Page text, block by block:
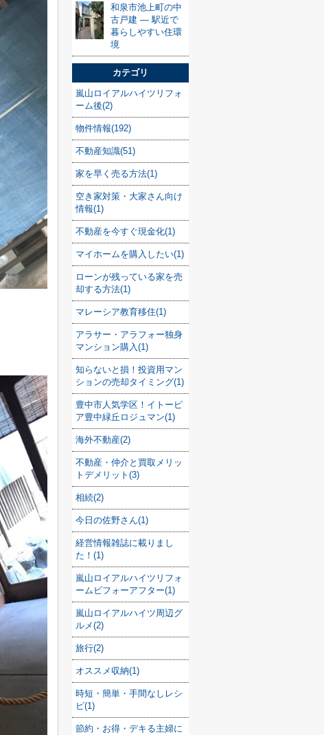
和泉市池上町の中
古戸建 — 駅近で
暮らしやすい住環
境
カテゴリ
嵐山ロイアルハイツリフォ
ーム後(2)
物件情報(192)
不動産知識(51)
家を早く売る方法(1)
空き家対策・大家さん向け
情報(1)
不動産を今すぐ現金化(1)
マイホームを購入したい(1)
ローンが残っている家を売
却する方法(1)
マレーシア教育移住(1)
アラサー・アラフォー独身
マンション購入(1)
知らないと損！投資用マン
ションの売却タイミング(1)
豊中市人気学区！イトーピ
ア豊中緑丘ロジュマン(1)
海外不動産(2)
不動産・仲介と買取メリッ
トデメリット(3)
相続(2)
今日の佐野さん(1)
経営情報雑誌に載りまし
た！(1)
嵐山ロイアルハイツリフォ
ームビフォーアフター(1)
嵐山ロイアルハイツ周辺グ
ルメ(2)
旅行(2)
オススメ収納(1)
時短・簡単・手間なしレシ
ピ(1)
節約・お得・デキる主婦に